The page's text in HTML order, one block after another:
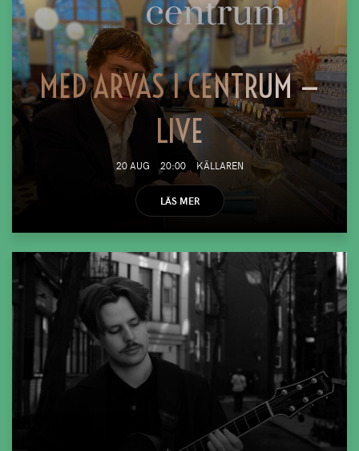
MED ARVAS I CENTRUM —
LIVE
20 AUG 20:00 KÄLLAREN
LÄS MER